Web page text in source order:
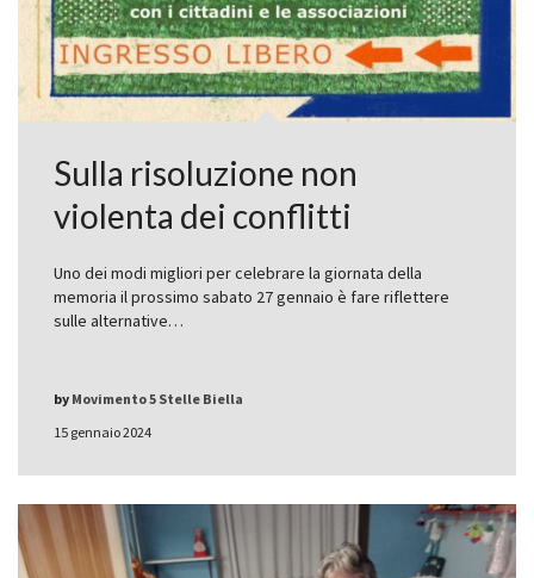
Sulla risoluzione non
violenta dei conflitti
Uno dei modi migliori per celebrare la giornata della
memoria il prossimo sabato 27 gennaio è fare riflettere
sulle alternative…
15 gennaio 2024
by Movimento 5 Stelle Biella